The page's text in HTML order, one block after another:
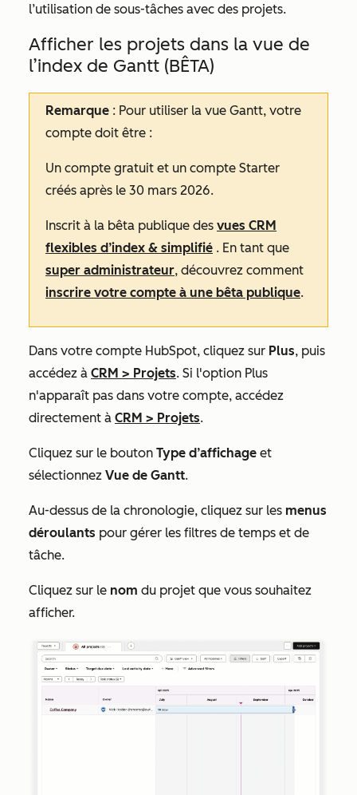
l’utilisation de sous-tâches avec des projets.
Afficher les projets dans la vue de
l’index de Gantt (BÊTA)
Remarque : Pour utiliser la vue Gantt, votre
compte doit être :
Un compte gratuit et un compte Starter
créés après le 30 mars 2026.
Inscrit à la bêta publique des vues CRM
flexibles d’index & simplifié . En tant que
super administrateur, découvrez comment
inscrire votre compte à une bêta publique.
Dans votre compte HubSpot, cliquez sur Plus, puis
accédez à CRM > Projets. Si l'option Plus
n'apparaît pas dans votre compte, accédez
directement à CRM > Projets.
Cliquez sur le bouton Type d’affichage et
sélectionnez Vue de Gantt.
Au-dessus de la chronologie, cliquez sur les menus
déroulants pour gérer les filtres de temps et de
tâche.
Cliquez sur le nom du projet que vous souhaitez
afficher.